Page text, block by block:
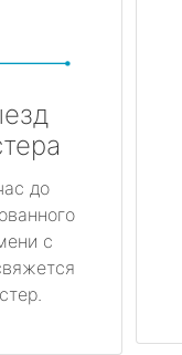
до
с